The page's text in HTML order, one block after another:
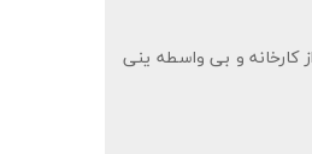
و بی واسطه ینی